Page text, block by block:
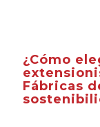
¿Cómo
Fábricas